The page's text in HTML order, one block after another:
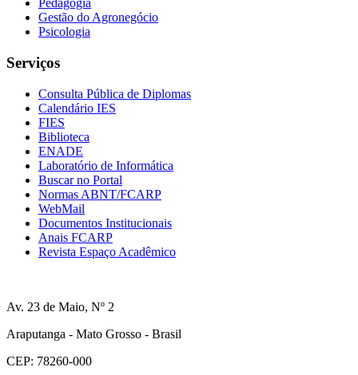
Pedagogia
Gestão do Agronegócio
Psicologia
Serviços
Consulta Pública de Diplomas
Calendário IES
FIES
Biblioteca
ENADE
Laboratório de Informática
Buscar no Portal
Normas ABNT/FCARP
WebMail
Documentos Institucionais
Anais FCARP
Revista Espaço Acadêmico
Av. 23 de Maio, Nº 2
Araputanga - Mato Grosso - Brasil
CEP: 78260-000